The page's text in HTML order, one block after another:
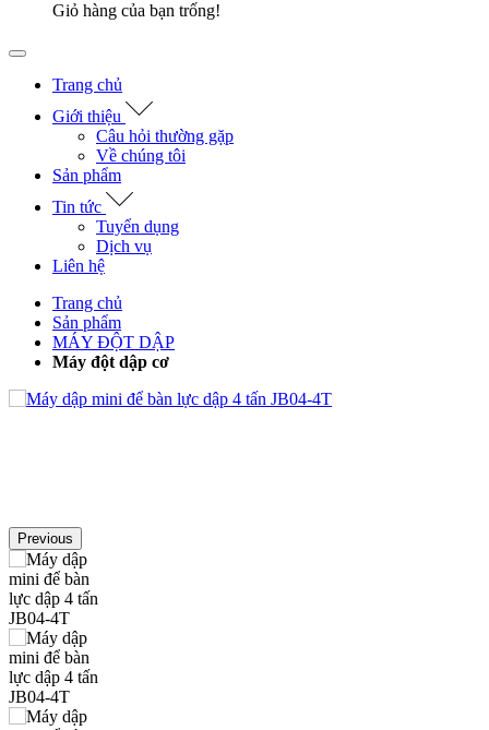
Giỏ hàng của bạn trống!
Trang chủ
Giới thiệu
Câu hỏi thường gặp
Về chúng tôi
Sản phẩm
Tin tức
Tuyển dụng
Dịch vụ
Liên hệ
Trang chủ
Sản phẩm
MÁY ĐỘT DẬP
Máy đột dập cơ
Previous